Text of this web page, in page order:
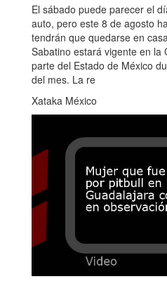
El sábado puede parecer el
auto, pero este 8 de agosto
tendrán que quedarse en
Sabatino estará vigente en la
parte del Estado de México
del mes. La re
Xataka México